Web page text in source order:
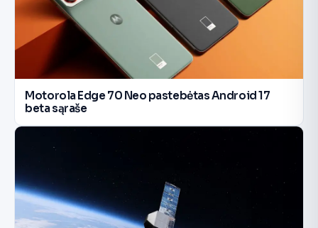
Motorola Edge 70 Neo pastebėtas Android 17
beta sąraše